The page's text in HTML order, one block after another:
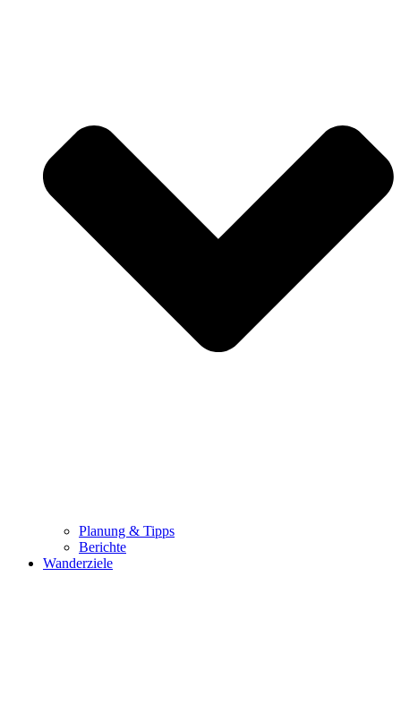
Planung & Tipps
Berichte
Wanderziele